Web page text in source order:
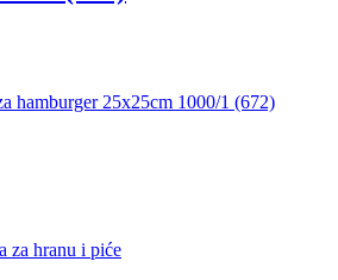
hamburger 25x25cm 1000/1 (672)
za hranu i piće